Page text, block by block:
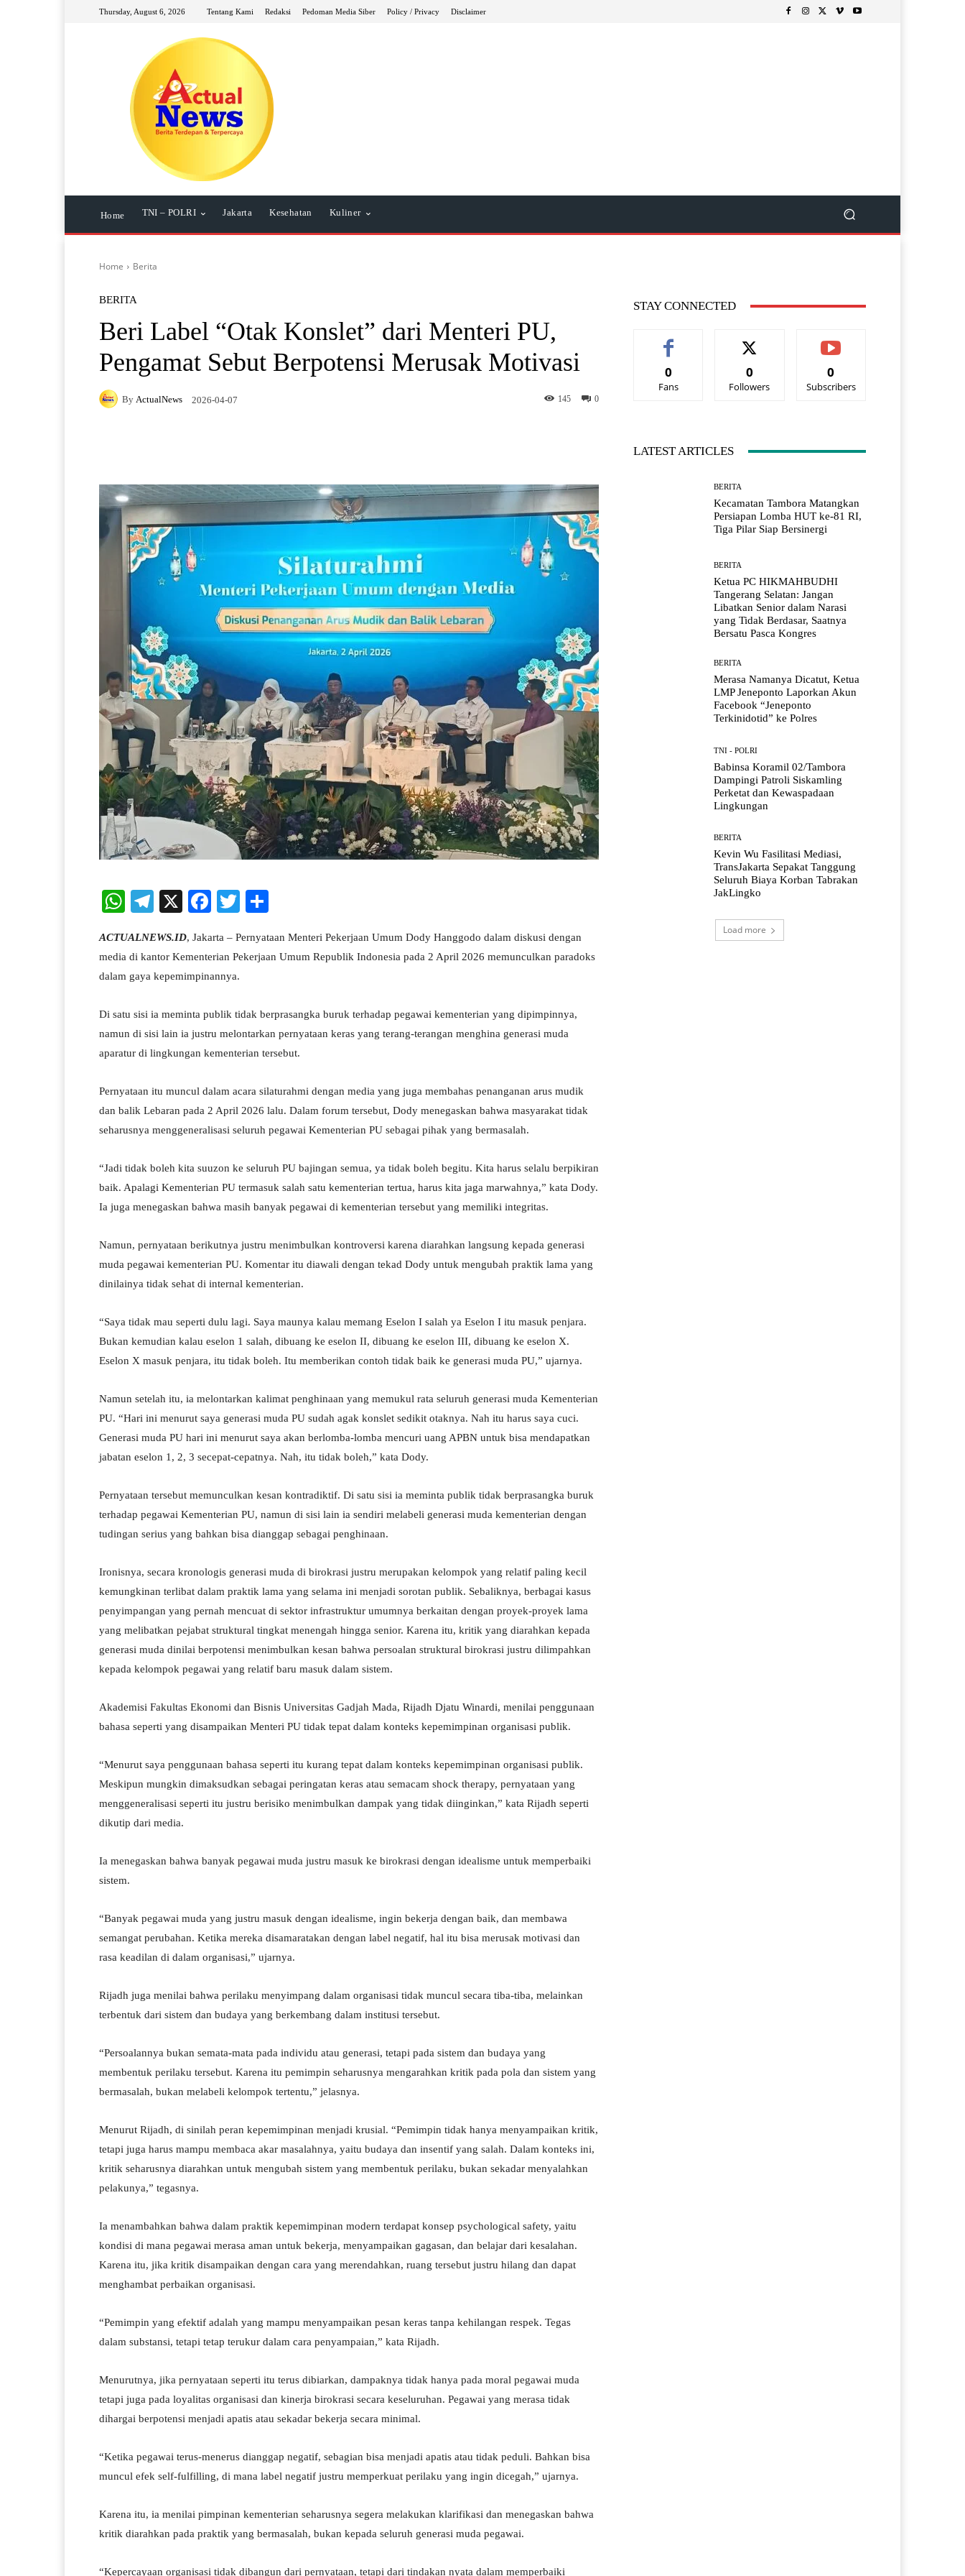
Thursday, August 6, 2026 Tentang Kami Redaksi Pedoman Media Siber Policy / Privacy Disclaimer
Home TNI – POLRI Jakarta Kesehatan Kuliner
Home Berita
BERITA
Beri Label “Otak Konslet” dari Menteri PU,
Pengamat Sebut Berpotensi Merusak Motivasi
By ActualNews 2026-04-07 0
145
W
ts
A
Te
gr
a
X
Fa
bo
ok
T
tte re
ACTUALNEWS.ID, Jakarta – Pernyataan Menteri Pekerjaan Umum Dody Hanggodo dalam diskusi dengan
media di kantor Kementerian Pekerjaan Umum Republik Indonesia pada 2 April 2026 memunculkan paradoks
dalam gaya kepemimpinannya.
Di satu sisi ia meminta publik tidak berprasangka buruk terhadap pegawai kementerian yang dipimpinnya,
namun di sisi lain ia justru melontarkan pernyataan keras yang terang-terangan menghina generasi muda
aparatur di lingkungan kementerian tersebut.
Pernyataan itu muncul dalam acara silaturahmi dengan media yang juga membahas penanganan arus mudik
dan balik Lebaran pada 2 April 2026 lalu. Dalam forum tersebut, Dody menegaskan bahwa masyarakat tidak
seharusnya menggeneralisasi seluruh pegawai Kementerian PU sebagai pihak yang bermasalah.
“Jadi tidak boleh kita suuzon ke seluruh PU bajingan semua, ya tidak boleh begitu. Kita harus selalu berpikiran
baik. Apalagi Kementerian PU termasuk salah satu kementerian tertua, harus kita jaga marwahnya,” kata Dody.
Ia juga menegaskan bahwa masih banyak pegawai di kementerian tersebut yang memiliki integritas.
Namun, pernyataan berikutnya justru menimbulkan kontroversi karena diarahkan langsung kepada generasi
muda pegawai kementerian PU. Komentar itu diawali dengan tekad Dody untuk mengubah praktik lama yang
dinilainya tidak sehat di internal kementerian.
“Saya tidak mau seperti dulu lagi. Saya maunya kalau memang Eselon I salah ya Eselon I itu masuk penjara.
Bukan kemudian kalau eselon 1 salah, dibuang ke eselon II, dibuang ke eselon III, dibuang ke eselon X.
Eselon X masuk penjara, itu tidak boleh. Itu memberikan contoh tidak baik ke generasi muda PU,” ujarnya.
Namun setelah itu, ia melontarkan kalimat penghinaan yang memukul rata seluruh generasi muda Kementerian
PU. “Hari ini menurut saya generasi muda PU sudah agak konslet sedikit otaknya. Nah itu harus saya cuci.
Generasi muda PU hari ini menurut saya akan berlomba-lomba mencuri uang APBN untuk bisa mendapatkan
jabatan eselon 1, 2, 3 secepat-cepatnya. Nah, itu tidak boleh,” kata Dody.
Pernyataan tersebut memunculkan kesan kontradiktif. Di satu sisi ia meminta publik tidak berprasangka buruk
terhadap pegawai Kementerian PU, namun di sisi lain ia sendiri melabeli generasi muda kementerian dengan
tudingan serius yang bahkan bisa dianggap sebagai penghinaan.
Ironisnya, secara kronologis generasi muda di birokrasi justru merupakan kelompok yang relatif paling kecil
kemungkinan terlibat dalam praktik lama yang selama ini menjadi sorotan publik. Sebaliknya, berbagai kasus
penyimpangan yang pernah mencuat di sektor infrastruktur umumnya berkaitan dengan proyek-proyek lama
yang melibatkan pejabat struktural tingkat menengah hingga senior. Karena itu, kritik yang diarahkan kepada
generasi muda dinilai berpotensi menimbulkan kesan bahwa persoalan struktural birokrasi justru dilimpahkan
kepada kelompok pegawai yang relatif baru masuk dalam sistem.
Akademisi Fakultas Ekonomi dan Bisnis Universitas Gadjah Mada, Rijadh Djatu Winardi, menilai penggunaan
bahasa seperti yang disampaikan Menteri PU tidak tepat dalam konteks kepemimpinan organisasi publik.
“Menurut saya penggunaan bahasa seperti itu kurang tepat dalam konteks kepemimpinan organisasi publik.
Meskipun mungkin dimaksudkan sebagai peringatan keras atau semacam shock therapy, pernyataan yang
menggeneralisasi seperti itu justru berisiko menimbulkan dampak yang tidak diinginkan,” kata Rijadh seperti
dikutip dari media.
Ia menegaskan bahwa banyak pegawai muda justru masuk ke birokrasi dengan idealisme untuk memperbaiki
sistem.
“Banyak pegawai muda yang justru masuk dengan idealisme, ingin bekerja dengan baik, dan membawa
semangat perubahan. Ketika mereka disamaratakan dengan label negatif, hal itu bisa merusak motivasi dan
rasa keadilan di dalam organisasi,” ujarnya.
Rijadh juga menilai bahwa perilaku menyimpang dalam organisasi tidak muncul secara tiba-tiba, melainkan
terbentuk dari sistem dan budaya yang berkembang dalam institusi tersebut.
“Persoalannya bukan semata-mata pada individu atau generasi, tetapi pada sistem dan budaya yang
membentuk perilaku tersebut. Karena itu pemimpin seharusnya mengarahkan kritik pada pola dan sistem yang
bermasalah, bukan melabeli kelompok tertentu,” jelasnya.
Menurut Rijadh, di sinilah peran kepemimpinan menjadi krusial. “Pemimpin tidak hanya menyampaikan kritik,
tetapi juga harus mampu membaca akar masalahnya, yaitu budaya dan insentif yang salah. Dalam konteks ini,
kritik seharusnya diarahkan untuk mengubah sistem yang membentuk perilaku, bukan sekadar menyalahkan
pelakunya,” tegasnya.
Ia menambahkan bahwa dalam praktik kepemimpinan modern terdapat konsep psychological safety, yaitu
kondisi di mana pegawai merasa aman untuk bekerja, menyampaikan gagasan, dan belajar dari kesalahan.
Karena itu, jika kritik disampaikan dengan cara yang merendahkan, ruang tersebut justru hilang dan dapat
menghambat perbaikan organisasi.
“Pemimpin yang efektif adalah yang mampu menyampaikan pesan keras tanpa kehilangan respek. Tegas
dalam substansi, tetapi tetap terukur dalam cara penyampaian,” kata Rijadh.
Menurutnya, jika pernyataan seperti itu terus dibiarkan, dampaknya tidak hanya pada moral pegawai muda
tetapi juga pada loyalitas organisasi dan kinerja birokrasi secara keseluruhan. Pegawai yang merasa tidak
dihargai berpotensi menjadi apatis atau sekadar bekerja secara minimal.
“Ketika pegawai terus-menerus dianggap negatif, sebagian bisa menjadi apatis atau tidak peduli. Bahkan bisa
muncul efek self-fulfilling, di mana label negatif justru memperkuat perilaku yang ingin dicegah,” ujarnya.
Karena itu, ia menilai pimpinan kementerian seharusnya segera melakukan klarifikasi dan menegaskan bahwa
kritik diarahkan pada praktik yang bermasalah, bukan kepada seluruh generasi muda pegawai.
“Kepercayaan organisasi tidak dibangun dari pernyataan, tetapi dari tindakan nyata dalam memperbaiki
STAY CONNECTED
0
Fans
0
Followers
0
Subscribers
LATEST ARTICLES
BERITA
Kecamatan Tambora Matangkan
Persiapan Lomba HUT ke-81 RI,
Tiga Pilar Siap Bersinergi
BERITA
Ketua PC HIKMAHBUDHI
Tangerang Selatan: Jangan
Libatkan Senior dalam Narasi
yang Tidak Berdasar, Saatnya
Bersatu Pasca Kongres
BERITA
Merasa Namanya Dicatut, Ketua
LMP Jeneponto Laporkan Akun
Facebook “Jeneponto
Terkinidotid” ke Polres
TNI - POLRI
Babinsa Koramil 02/Tambora
Dampingi Patroli Siskamling
Perketat dan Kewaspadaan
Lingkungan
BERITA
Kevin Wu Fasilitasi Mediasi,
TransJakarta Sepakat Tanggung
Seluruh Biaya Korban Tabrakan
JakLingko
Load more